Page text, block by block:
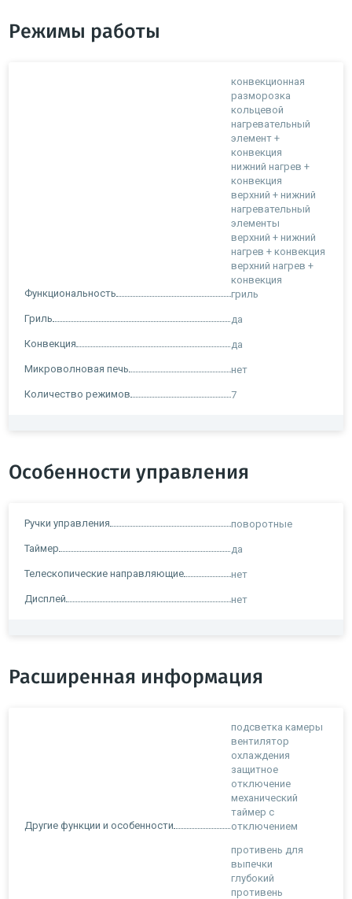
Режимы работы
Функциональность
конвекционная
разморозка
кольцевой
нагревательный
элемент +
конвекция
нижний нагрев +
конвекция
верхний + нижний
нагревательный
элементы
верхний + нижний
нагрев + конвекция
верхний нагрев +
конвекция
гриль
Гриль да
Конвекция да
Микроволновая печь нет
Количество режимов 7
Особенности управления
Ручки управления поворотные
Таймер да
Телескопические направляющие нет
Дисплей нет
Расширенная информация
Другие функции и особенности
подсветка камеры
вентилятор
охлаждения
защитное
отключение
механический
таймер с
отключением
противень для
выпечки
глубокий
противень